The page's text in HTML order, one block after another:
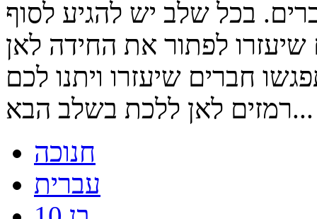
בכל שלב יש להגיע לסוף
לפתור את החידה לאן
חברים שיעזרו ויתנו לכם
רמזים לאן ללכת בשלב הבא...
חנוכה
עברית